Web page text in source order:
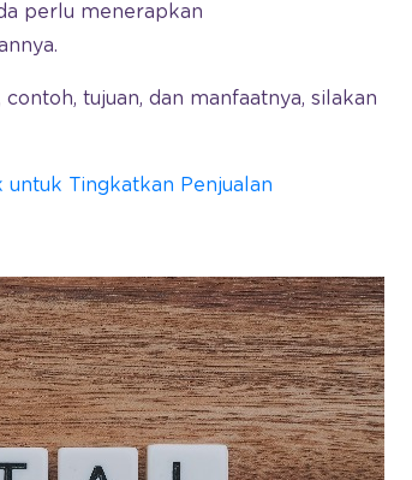
perlu menerapkan
contoh, tujuan, dan manfaatnya, silakan
untuk Tingkatkan Penjualan